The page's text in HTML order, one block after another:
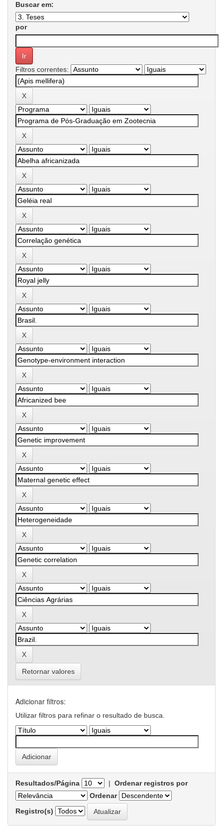
Buscar em:
por
Filtros correntes:
Retornar valores
Adicionar filtros:
Utilizar filtros para refinar o resultado de busca.
Resultados/Página | Ordenar registros por
Ordenar
Registro(s)